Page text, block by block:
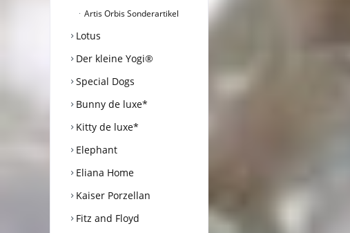
Artis Orbis Sonderartikel
Lotus
Der kleine Yogi®
Special Dogs
Bunny de luxe*
Kitty de luxe*
Elephant
Eliana Home
Kaiser Porzellan
Fitz and Floyd